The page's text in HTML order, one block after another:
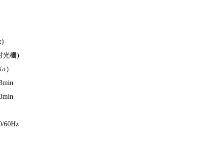
光栅)
）
60Hz